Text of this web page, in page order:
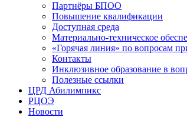
Партнёры БПОО
Повышение квалификации
Доступная среда
Материально-техническое
«Горячая линия» по вопросам
Контакты
Инклюзивное образование в
Полезные ссылки
ЦРД Абилимпикс
РЦОЭ
Новости